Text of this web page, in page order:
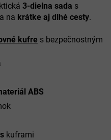
3-dielna sada s
na krátke aj dlhé cesty.
kufre s bezpečnostným
ABS
kuframi